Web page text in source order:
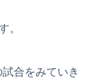
。
合をみていき